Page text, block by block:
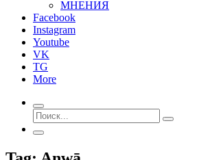
МНЕНИЯ
Facebook
Instagram
Youtube
VK
TG
More